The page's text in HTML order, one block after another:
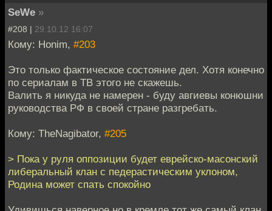
SeWe »
#208 | 29.10.12 16:07
Кому: Honim, #203
Это только фактическое состояние дел. Хотя конечно
по сериалам в ТВ этого не скажешь.
Валить я никуда не намерен - буду авгиевы конюшни
руководства РФ в своей стране разгребать.
Кому: TheNagibator, #205
> Пока у руля оппозиции будет еврейско-масонский
либеральный клан с педерастическим уклоном,
Родина может спать спокойно